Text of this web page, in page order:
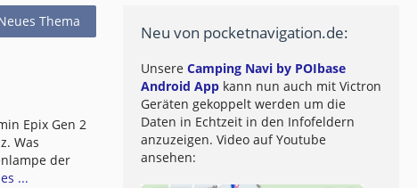
Thema
Epix Gen 2
Was
der
...
Neu von pocketnavigation.de:
Unsere Camping Navi by POIbase
Android App kann nun auch mit Victron
Geräten gekoppelt werden um die
Daten in Echtzeit in den Infofeldern
anzuzeigen. Video auf Youtube
ansehen: